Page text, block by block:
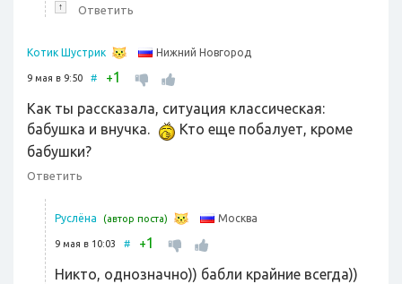
↑ Ответить
Котик Шустрик Нижний Новгород
9 мая в 9:50 # +1
Как ты рассказала, ситуация классическая:
бабушка и внучка.
Кто еще побалует, кроме
бабушки?
Ответить
Руслёна (автор поста) Москва
9 мая в 10:03 # +1
Никто, однозначно)) бабли крайние всегда))